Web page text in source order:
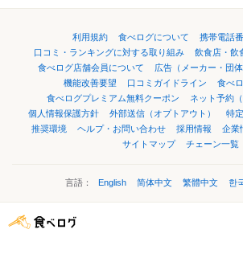
利用規約 食べログについて
携帯電話
口コミ・ランキングに対する取り組み
飲食店・飲
食べログ店舗会員について
広告（メーカー・団
機能改善要望
口コミガイドライン
食べ
食べログプレミアム無料クーポン
ネット予約
個人情報保護方針
外部送信（オプトアウト）
特
推奨環境
ヘルプ・お問い合わせ 採用情報 企業
サイトマップ
チェーン一覧
言語： English 简体中文 繁體中文 한